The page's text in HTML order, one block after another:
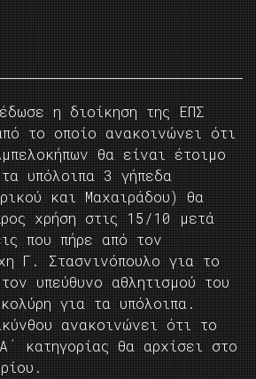
η διοίκηση της ΕΠΣ
το οποίο ανακοινώνει ότι
θα είναι έτοιμο
υπόλοιπα 3 γήπεδα
και Μαχαιράδου) θα
χρήση στις 15/10 μετά
που πήρε από τον
Γ. Στασνινόπουλο για το
υπεύθυνο αθλητισμού του
για τα υπόλοιπα.
ανακοινώνει ότι το
κατηγορίας θα αρχίσει στο